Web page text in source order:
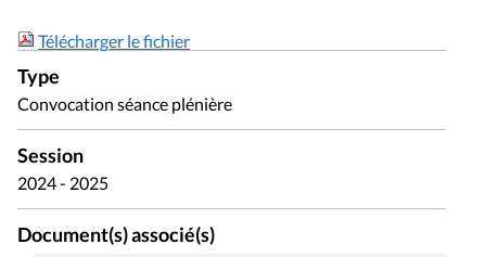
Télécharger le fichier
Type
Convocation séance plénière
Session
2024 - 2025
Document(s) associé(s)